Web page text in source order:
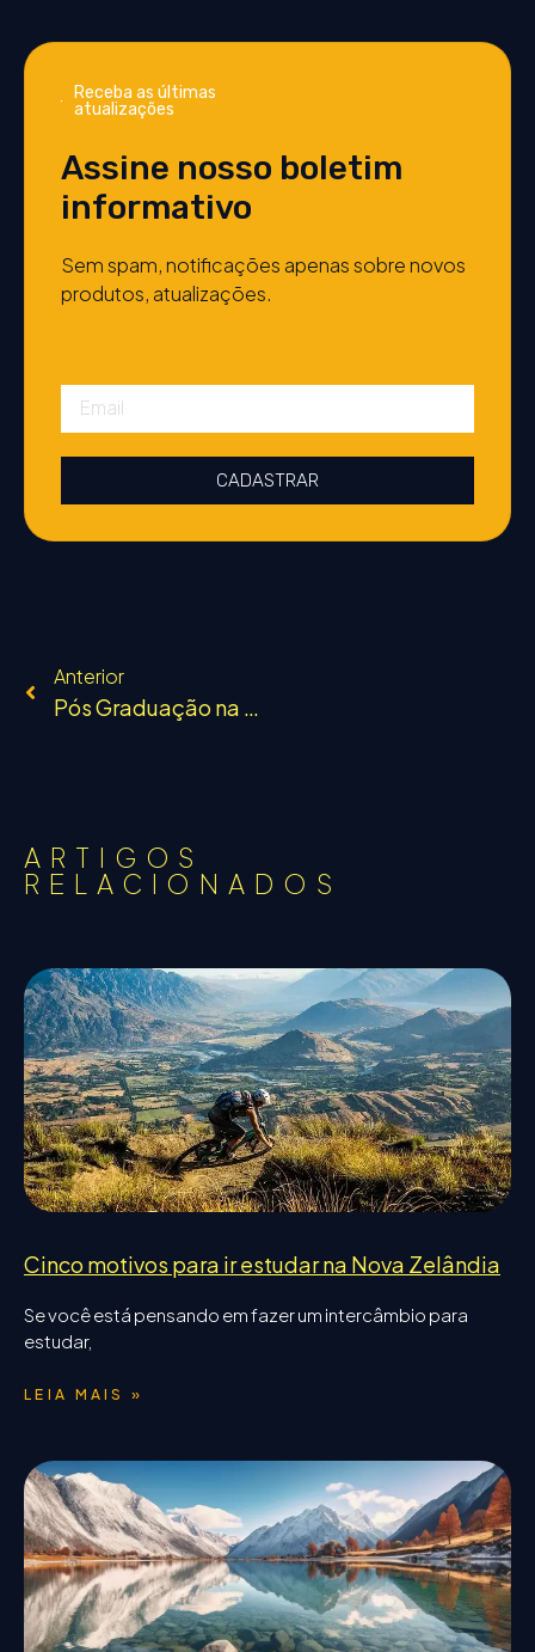
Receba as últimas
atualizações
Assine nosso boletim
informativo
Sem spam, notificações apenas sobre novos
produtos, atualizações.
CADASTRAR
Anterior
Pós Graduação na Nova Zelândia
ARTIGOS
RELACIONADOS
Cinco motivos para ir estudar na Nova Zelândia
Se você está pensando em fazer um intercâmbio para
estudar,
LEIA MAIS »